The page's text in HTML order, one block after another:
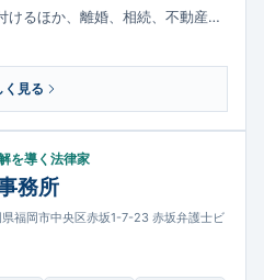
けるほか、離婚、相続、不動産、
ラブルに対応しています。平日
初めての相談者でも敷居が高く感
います。
く見る
を導く法律家
務所
福岡市中央区赤坂1-7-23 赤坂弁護士ビ